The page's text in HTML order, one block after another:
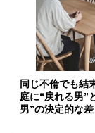
同じ不倫でも結
庭に“戻れる男”
男”の決定的な差